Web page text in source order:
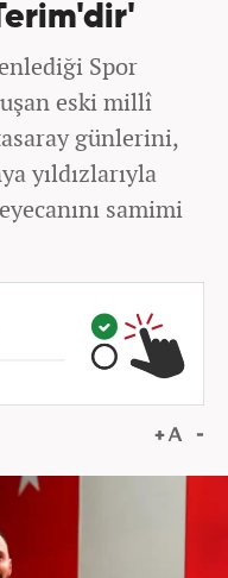
Spor
eski millî
günlerini,
yıldızlarıyla
samimi